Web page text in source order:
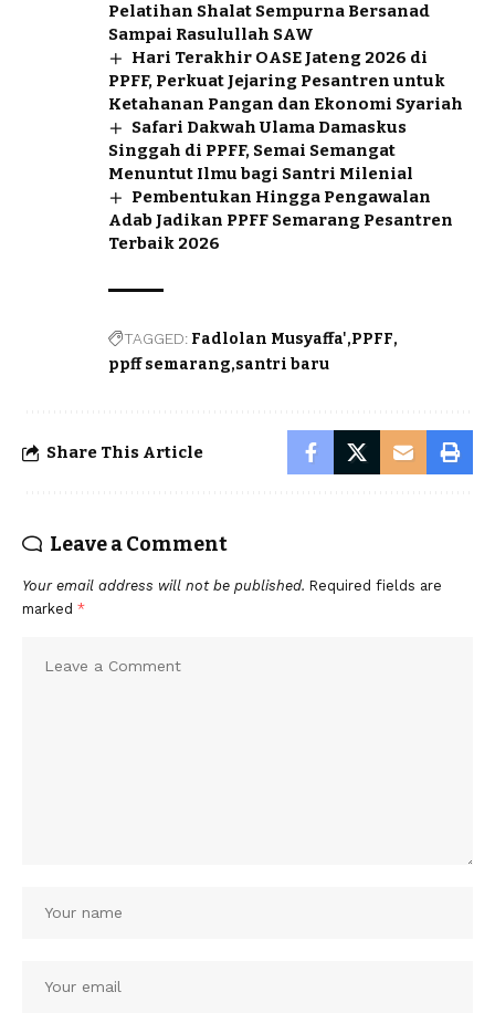
Pelatihan Shalat Sempurna Bersanad
Sampai Rasulullah SAW
Hari Terakhir OASE Jateng 2026 di
PPFF, Perkuat Jejaring Pesantren untuk
Ketahanan Pangan dan Ekonomi Syariah
Safari Dakwah Ulama Damaskus
Singgah di PPFF, Semai Semangat
Menuntut Ilmu bagi Santri Milenial
Pembentukan Hingga Pengawalan
Adab Jadikan PPFF Semarang Pesantren
Terbaik 2026
TAGGED: Fadlolan Musyaffa' PPFF
ppff semarang santri baru
Share This Article
Leave a Comment
Your email address will not be published. Required fields are
marked *